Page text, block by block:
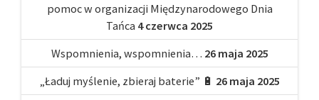
pomoc w organizacji Międzynarodowego Dnia
Tańca 4 czerwca 2025
Wspomnienia, wspomnienia… 26 maja 2025
„Ładuj myślenie, zbieraj baterie” 🔋 26 maja 2025